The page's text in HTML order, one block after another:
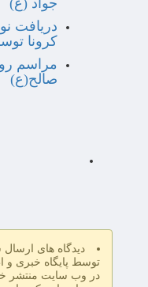
جواد (ع)
دریافت
کرونا
مراسم
صالح(ع)
دیدگاه های
توسط پایگاه خبری و
در وب سایت منتشر